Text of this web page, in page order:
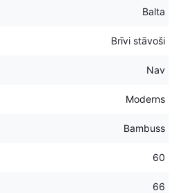
Balta
Brīvi stāvoši
Nav
Moderns
Bambuss
60
66